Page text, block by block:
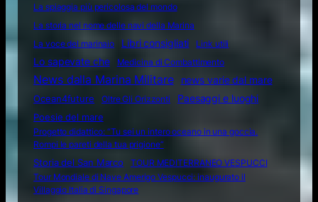
La spiaggia più pericolosa del mondo
La storia nel nome delle navi della Marina
La voce del marinaio
Libri consigliati Link utili
Lo sapevate che Medicina di Combattimento
News dalla Marina Militare
news varie dal mare
Ocean4future
Oltre Gli Orizzonti
Paesaggi e luoghi
Poesie del mare
Progetto didattico: “Tu sei un intero oceano in una goccia.
Rompi le pareti della tua prigione”
Storia del San Marco
TOUR MEDITERRANEO VESPUCCI
Tour Mondiale di Nave Amerigo Vespucci: inaugurato il
Villaggio Italia di Singapore